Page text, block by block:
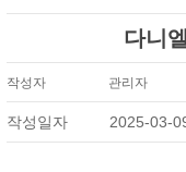
다니
작성자 관리자
작성일자 2025-03-